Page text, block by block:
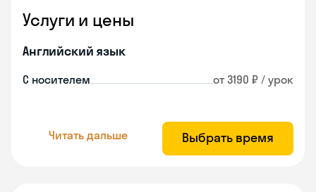
Услуги и цены
Английский язык
С носителем от 3190 ₽ / урок
Читать дальше Выбрать время